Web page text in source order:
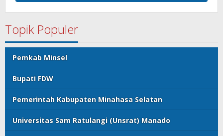
Topik Populer
Pemkab Minsel
Bupati FDW
Pemerintah Kabupaten Minahasa Selatan
Universitas Sam Ratulangi (Unsrat) Manado